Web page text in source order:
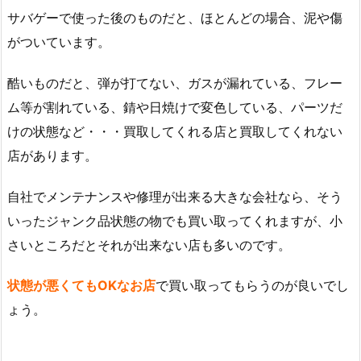
サバゲーで使った後のものだと、ほとんどの場合、泥や傷
がついています。
酷いものだと、弾が打てない、ガスが漏れている、フレー
ム等が割れている、錆や日焼けで変色している、パーツだ
けの状態など・・・買取してくれる店と買取してくれない
店があります。
自社でメンテナンスや修理が出来る大きな会社なら、そう
いったジャンク品状態の物でも買い取ってくれますが、小
さいところだとそれが出来ない店も多いのです。
状態が悪くてもOKなお店で買い取ってもらうのが良いでし
ょう。